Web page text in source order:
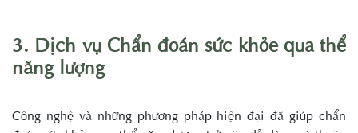
3. Dịch vụ Chẩn đoán sức khỏe qua thể
năng lượng
Công nghệ và những phương pháp hiện đại đã giúp chẩn